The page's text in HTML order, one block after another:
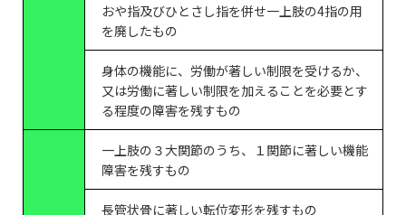
おや指及びひとさし指を併せ一上肢の4指の用
を廃したもの
身体の機能に、労働が著しい制限を受けるか、
又は労働に著しい制限を加えることを必要とす
る程度の障害を残すもの
一上肢の３大関節のうち、１関節に著しい機能
障害を残すもの
長管状骨に著しい転位変形を残すもの